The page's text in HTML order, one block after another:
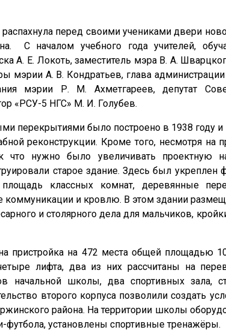
распахнула перед своими учениками двери
С началом учебного года учителей,
А. Е. Локоть, заместитель мэра В. А.
мэрии А. В. Кондратьев, глава
мэрии Р. М. Ахметгареев, депутат
«РСУ-5 НГС» М. И. Голубев.
перекрытиями было построено в 1938 году
реконструкции. Кроме того, несмотря на
что нужно было увеличивать проектную
старое здание. Здесь был укреплен
классных комнат, деревянные
и кровлю. В этом здании
и столярного дела для мальчиков,
пристройка на 472 места общей площадью
лифта, два из них рассчитаны на
школы, два спортивных зала,
второго корпуса позволили создать
района. На территории школы
установлены спортивные тренажёры.